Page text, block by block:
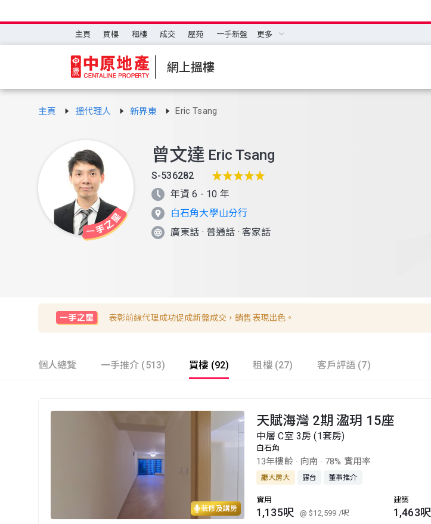
主頁 買樓 租樓 成交 屋苑 一手新盤 更多
網上搵樓
主頁 搵代理人 新界東 Eric Tsang
曾文達 Eric Tsang
S-536282
年資 6 - 10 年
白石角大學山分行
廣東話 · 普通話 · 客家話
表彰前線代理成功促成新盤成交，銷售表現出色。
個人總覽 一手推介 (513) 買樓 (92) 租樓 (27) 客戶評語 (7)
裝修及講房
天賦海灣 2期 溋玥 15座
中層 C室 3房 (1套房)
白石角
13年樓齡 · 向南 · 78% 實用率
廳大房大 露台 董事推介
實用
1,135呎 @ $12,599 /呎
建築
1,463呎